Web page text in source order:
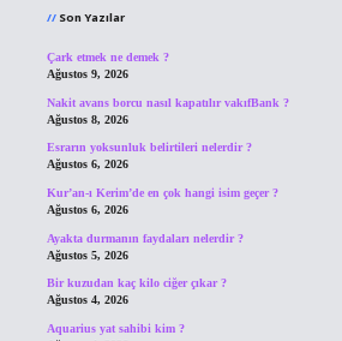
Son Yazılar
Çark etmek ne demek ?
Ağustos 9, 2026
Nakit avans borcu nasıl kapatılır vakıfBank ?
Ağustos 8, 2026
Esrarın yoksunluk belirtileri nelerdir ?
Ağustos 6, 2026
Kur’an-ı Kerim’de en çok hangi isim geçer ?
Ağustos 6, 2026
Ayakta durmanın faydaları nelerdir ?
Ağustos 5, 2026
Bir kuzudan kaç kilo ciğer çıkar ?
Ağustos 4, 2026
Aquarius yat sahibi kim ?